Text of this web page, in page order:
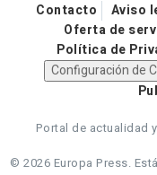
Contacto Aviso
Oferta de
Política de
Configuración de
Portal de actualidad
© 2026 Europa Press.